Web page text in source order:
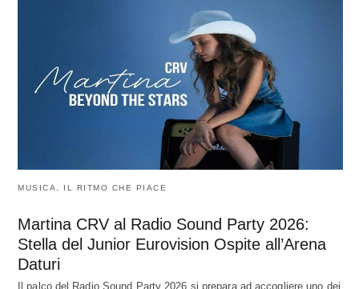
MUSICA, IL RITMO CHE PIACE
Martina CRV al Radio Sound Party 2026:
Stella del Junior Eurovision Ospite all’Arena
Daturi
Il palco del Radio Sound Party 2026 si prepara ad accogliere uno dei